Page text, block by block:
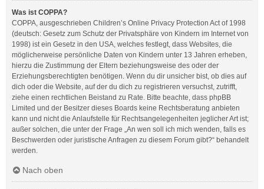
Was ist COPPA?
COPPA, ausgeschrieben Children’s Online Privacy Protection Act of 1998
(deutsch: Gesetz zum Schutz der Privatsphäre von Kindern im Internet von
1998) ist ein Gesetz in den USA, welches festlegt, dass Websites, die
möglicherweise persönliche Daten von Kindern unter 13 Jahren erheben,
hierzu die Zustimmung der Eltern beziehungsweise des oder der
Erziehungsberechtigten benötigen. Wenn du dir unsicher bist, ob dies auf
dich oder die Website, auf der du dich zu registrieren versuchst, zutrifft,
ziehe einen rechtlichen Beistand zu Rate. Bitte beachte, dass phpBB
Limited und der Besitzer dieses Boards keine Rechtsberatung anbieten
kann und nicht die Anlaufstelle für Rechtsangelegenheiten jeglicher Art ist;
außer solchen, die unter der Frage „An wen soll ich mich wenden, falls es
Beschwerden oder juristische Anfragen zu diesem Forum gibt?“ behandelt
werden.
Nach oben